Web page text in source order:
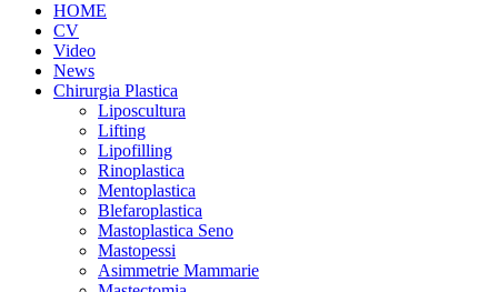
HOME
CV
Video
News
Chirurgia Plastica
Liposcultura
Lifting
Lipofilling
Rinoplastica
Mentoplastica
Blefaroplastica
Mastoplastica Seno
Mastopessi
Asimmetrie Mammarie